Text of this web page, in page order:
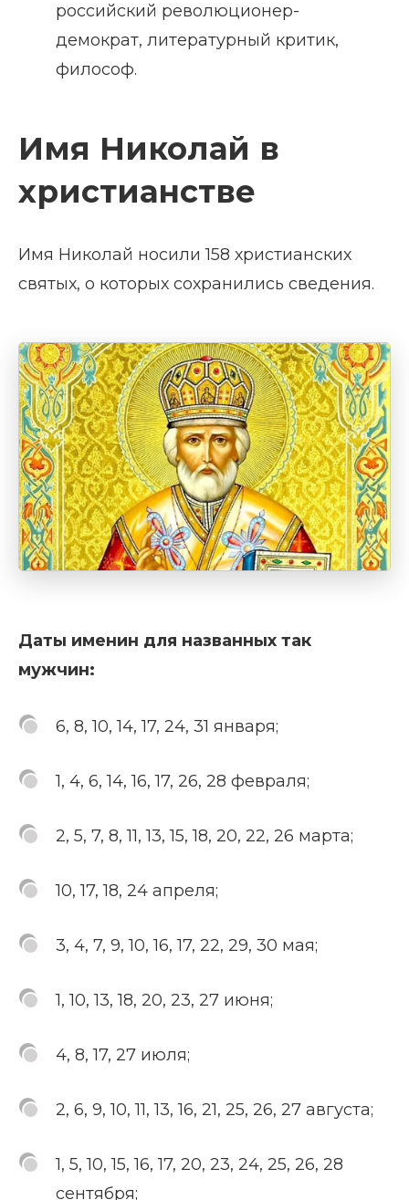
российский революционер-
демократ, литературный критик,
философ.
Имя Николай в
христианстве
Имя Николай носили 158 христианских
святых, о которых сохранились сведения.
Даты именин для названных так
мужчин:
6, 8, 10, 14, 17, 24, 31 января;
1, 4, 6, 14, 16, 17, 26, 28 февраля;
2, 5, 7, 8, 11, 13, 15, 18, 20, 22, 26 марта;
10, 17, 18, 24 апреля;
3, 4, 7, 9, 10, 16, 17, 22, 29, 30 мая;
1, 10, 13, 18, 20, 23, 27 июня;
4, 8, 17, 27 июля;
2, 6, 9, 10, 11, 13, 16, 21, 25, 26, 27 августа;
1, 5, 10, 15, 16, 17, 20, 23, 24, 25, 26, 28
сентября;